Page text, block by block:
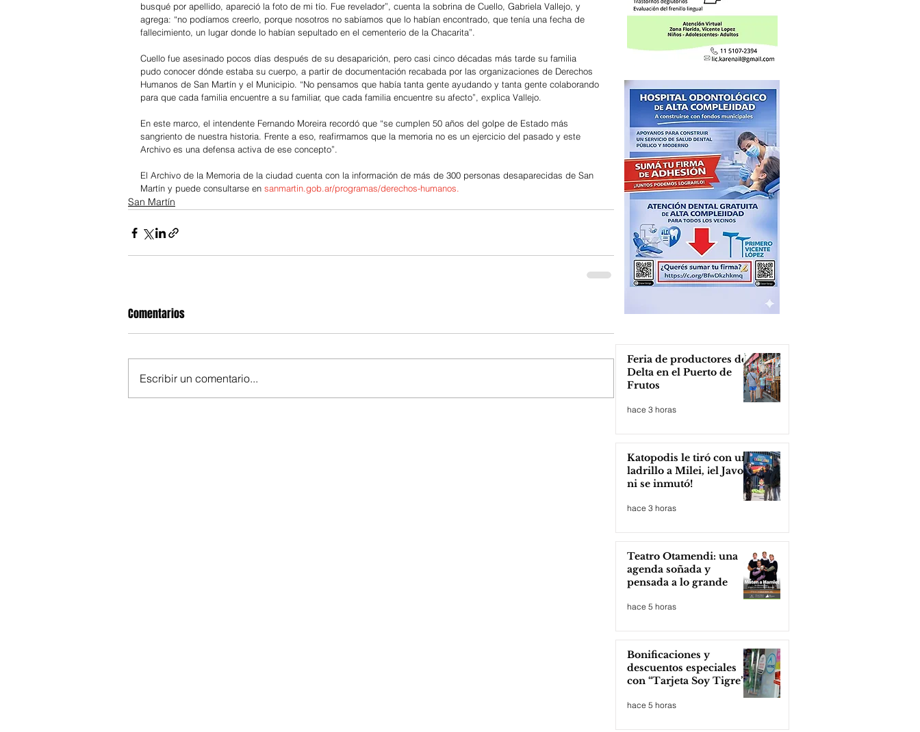
busqué por apellido, apareció la foto de mi tío. Fue revelador”, cuenta la sobrina de Cuello, Gabriela Vallejo, y
agrega: “no podíamos creerlo, porque nosotros no sabíamos que lo habían encontrado, que tenía una fecha de
fallecimiento, un lugar donde lo habían sepultado en el cementerio de la Chacarita”.
Cuello fue asesinado pocos días después de su desaparición, pero casi cinco décadas más tarde su familia
pudo conocer dónde estaba su cuerpo, a partir de documentación recabada por las organizaciones de Derechos
Humanos de San Martín y el Municipio. “No pensamos que había tanta gente ayudando y tanta gente colaborando
para que cada familia encuentre a su familiar, que cada familia encuentre su afecto”, explica Vallejo.
En este marco, el intendente Fernando Moreira recordó que “se cumplen 50 años del golpe de Estado más
sangriento de nuestra historia. Frente a eso, reafirmamos que la memoria no es un ejercicio del pasado y este
Archivo es una defensa activa de ese concepto”.
El Archivo de la Memoria de la ciudad cuenta con la información de más de 300 personas desaparecidas de San
Martín y puede consultarse en sanmartin.gob.ar/programas/derechos-humanos
San Martín
Comentarios
Escribir un comentario...
Feria de productores del
Delta en el Puerto de
Frutos
hace 3 horas
Katopodis le tiró con un
ladrillo a Milei, ¡el Javo
ni se inmutó!
hace 3 horas
Teatro Otamendi: una
agenda soñada y
pensada a lo grande
hace 5 horas
Bonificaciones y
descuentos especiales
con “Tarjeta Soy Tigre”
hace 5 horas